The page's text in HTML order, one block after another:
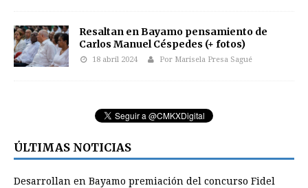
Resaltan en Bayamo pensamiento de
Carlos Manuel Céspedes (+ fotos)
18 abril 2024 Por Marisela Presa Sagué
ÚLTIMAS NOTICIAS
Desarrollan en Bayamo premiación del concurso Fidel